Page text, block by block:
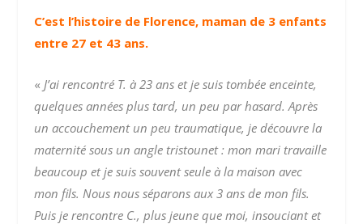
C’est l’histoire de Florence, maman de 3 enfants
entre 27 et 43 ans.
« J’ai rencontré T. à 23 ans et je suis tombée enceinte,
quelques années plus tard, un peu par hasard. Après
un accouchement un peu traumatique, je découvre la
maternité sous un angle tristounet : mon mari travaille
beaucoup et je suis souvent seule à la maison avec
mon fils. Nous nous séparons aux 3 ans de mon fils.
Puis je rencontre C., plus jeune que moi, insouciant et